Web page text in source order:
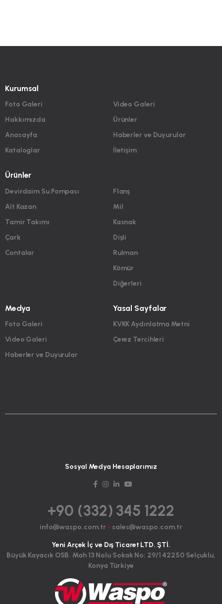
Kurumsal
Foto Galeri
Hakkımızda
Anasayfa
Kataloglar
Video Galeri
Ürünler
Haberler ve Duyurular
İletişim
Ürünler
Devirdaim Su Pompası
Alt Kazan
Tamir Takımı
Çark
Contalar
Flanş
Mil
Kasnak
Dişli
Rulman
Kömür
Diğerleri
Medya
Foto Galeri
Video Galeri
Haberler ve Duyurular
Yasal Sayfalar
KVKK Aydınlatma Metni
Çerez Tercihleri
Sosyal Medya Hesaplarımız
+90 (332) 345 1222
info@waspo.com.tr - sales@waspo.com.tr
Yeni Arçek İç ve Dış Ticaret LTD. ŞTİ.
Büyük Kayacık OSB. Mah 13 Nolu Sokak No: 29/1 42250 Selçuklu,
Konya Türkiye